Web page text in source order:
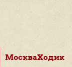
МоскваХодик